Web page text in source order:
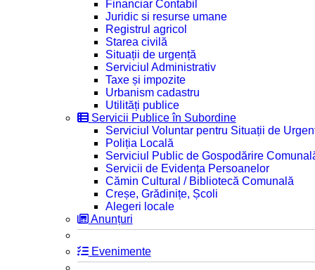
Financiar Contabil
Juridic si resurse umane
Registrul agricol
Starea civilă
Situații de urgență
Serviciul Administrativ
Taxe și impozite
Urbanism cadastru
Utilități publice
Servicii Publice în Subordine
Serviciul Voluntar pentru Situații de
Poliția Locală
Serviciul Public de Gospodărire
Servicii de Evidența Persoanelor
Cămin Cultural / Bibliotecă Comunală
Creșe, Grădinițe, Școli
Alegeri locale
Anunțuri
Evenimente